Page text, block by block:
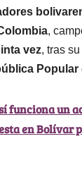
,
vez, tras
Popular
funciona un
en Bolívar